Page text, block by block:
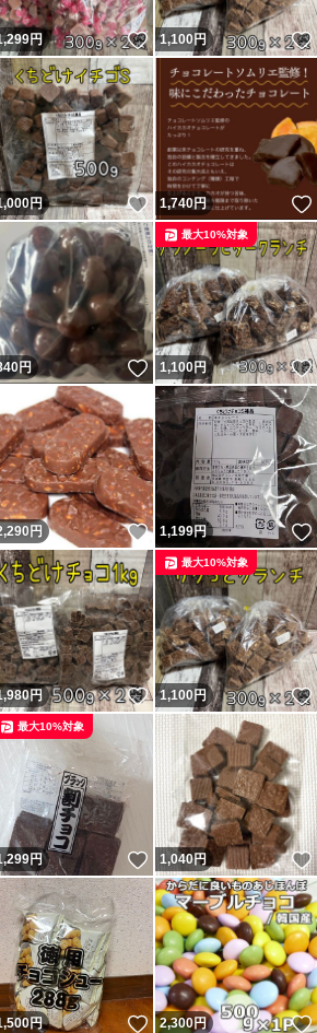
ね！
円 いいね！
1,100円
いね！
円 いいね！
1,740円
ね！
円 いいね！
1,100円
最大10%対象
ね！
円 いいね！
1,199円
いね！
円 いいね！
1,100円
最大10%対象
ね！
円 いいね！
最大10%対象
1,040円
ね！
円 いいね！
2,300円